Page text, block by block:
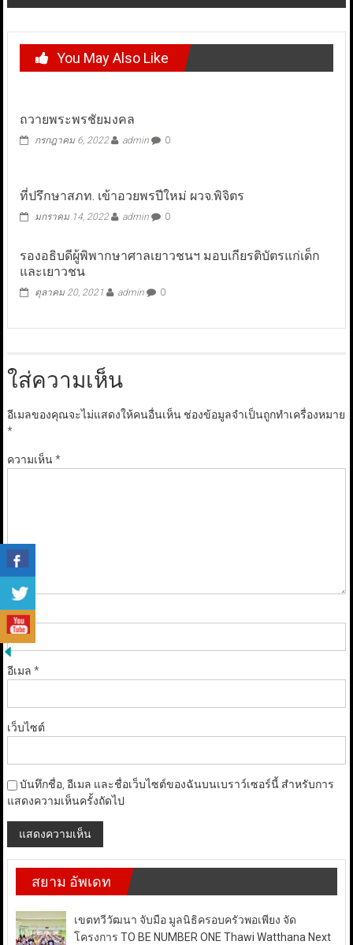
You May Also Like
ถวายพระพรชัยมงคล
กรกฎาคม 6, 2022 admin 0
ที่ปรึกษาสภท. เข้าอวยพรปีใหม่ ผวจ.พิจิตร
มกราคม 14, 2022 admin 0
รองอธิบดีผู้พิพากษาศาลเยาวชนฯ มอบเกียรติบัตรแก่เด็ก
และเยาวชน
ตุลาคม 20, 2021 admin 0
ใส่ความเห็น
อีเมลของคุณจะไม่แสดงให้คนอื่นเห็น ช่องข้อมูลจำเป็นถูกทำเครื่องหมาย
*
ความเห็น*
ชื่อ*
อีเมล *
เว็บไซต์
บันทึกชื่อ, อีเมล และชื่อเว็บไซต์ของฉันบนเบราว์เซอร์นี้ สำหรับการ
แสดงความเห็นครั้งถัดไป
สยาม อัพเดท
เขตทวีวัฒนา จับมือ มูลนิธิครอบครัวพอเพียง จัด
โครงการ TO BE NUMBER ONE Thawi Watthana Next